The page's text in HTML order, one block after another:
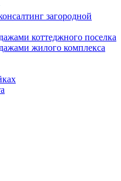
загородной
коттеджного поселка
жилого комплекса